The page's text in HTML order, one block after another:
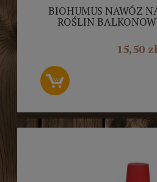
BIOHUMUS NAWÓZ
ROŚLIN
15,50 zł